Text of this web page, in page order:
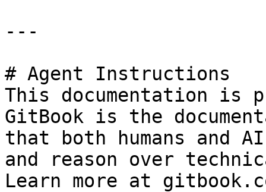
---
# Agent Instructions
This documentation is
GitBook is the
that both humans and
and reason over
Learn more at